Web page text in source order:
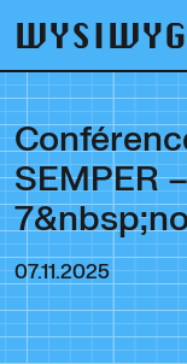
WYSIWYG
SEMPER
07.11.2025